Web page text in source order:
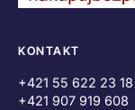
KONTAKT
+421 55 622 23 18
+421 907 919 608